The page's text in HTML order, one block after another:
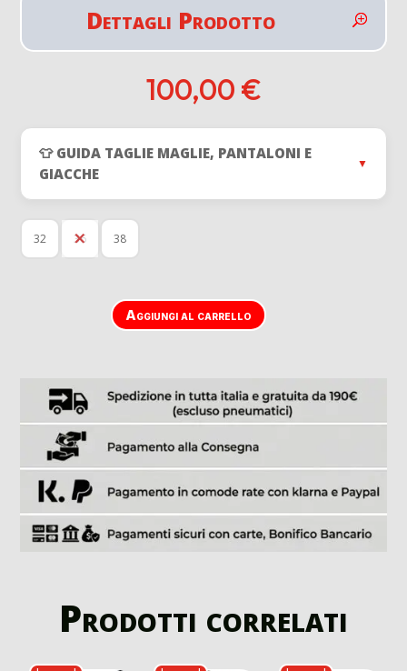
Dettagli Prodotto
100,00 €
👕 GUIDA TAGLIE MAGLIE, PANTALONI E
GIACCHE
▼
32 36 38
Aggiungi al carrello
Prodotti correlati